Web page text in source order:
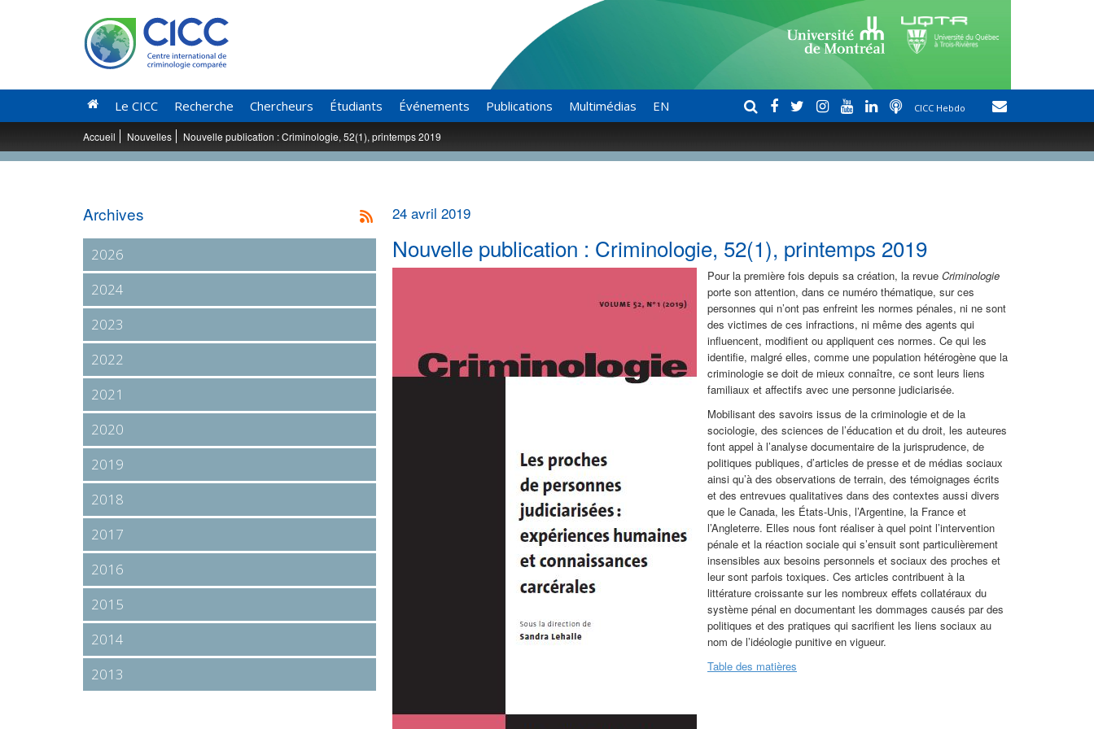
Le CICC Recherche Chercheurs Étudiants Événements Publications Multimédias EN CICC Hebdo
Accueil Nouvelles Nouvelle publication : Criminologie, 52(1), printemps 2019
24 avril 2019
Nouvelle publication : Criminologie, 52(1), printemps 2019
Pour la première fois depuis sa création, la revue Criminologie
porte son attention, dans ce numéro thématique, sur ces
personnes qui n’ont pas enfreint les normes pénales, ni ne sont
des victimes de ces infractions, ni même des agents qui
influencent, modifient ou appliquent ces normes. Ce qui les
identifie, malgré elles, comme une population hétérogène que la
criminologie se doit de mieux connaître, ce sont leurs liens
familiaux et affectifs avec une personne judiciarisée.
Mobilisant des savoirs issus de la criminologie et de la
sociologie, des sciences de l’éducation et du droit, les auteures
font appel à l’analyse documentaire de la jurisprudence, de
politiques publiques, d’articles de presse et de médias sociaux
ainsi qu’à des observations de terrain, des témoignages écrits
et des entrevues qualitatives dans des contextes aussi divers
que le Canada, les États-Unis, l’Argentine, la France et
l’Angleterre. Elles nous font réaliser à quel point l’intervention
pénale et la réaction sociale qui s’ensuit sont particulièrement
insensibles aux besoins personnels et sociaux des proches et
leur sont parfois toxiques. Ces articles contribuent à la
littérature croissante sur les nombreux effets collatéraux du
système pénal en documentant les dommages causés par des
politiques et des pratiques qui sacrifient les liens sociaux au
nom de l’idéologie punitive en vigueur.
Table des matières
Archives
2026
2024
2023
2022
2021
2020
2019
2018
2017
2016
2015
2014
2013